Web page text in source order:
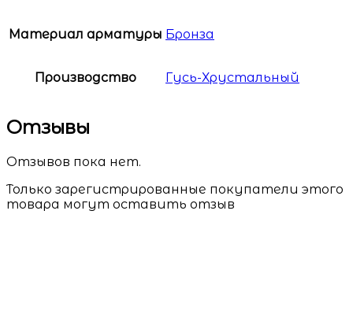
Материал арматуры Бронза
Производство Гусь-Хрустальный
Отзывы
Отзывов пока нет.
Только зарегистрированные покупатели этого
товара могут оставить отзыв